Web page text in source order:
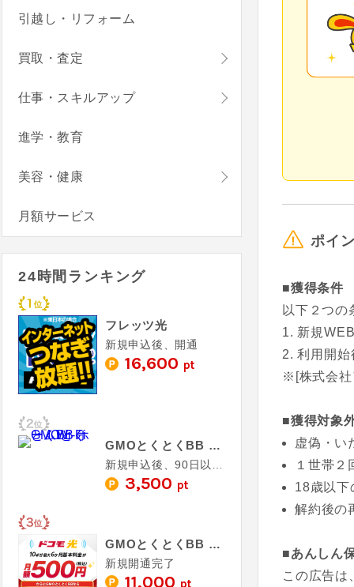
ポイ
■獲得条件
以下２つの
新規
利用開始
※[株式会社
■獲得対象
虚偽・い
１世帯２
18歳以下
解約後の
■あんしん
この広告は
引越し・リフォーム
買取・査定
仕事・スキルアップ
進学・教育
美容・健康
月額サービス
24時間ランキング
フレッツ光
新規申込後、開通
16,600 pt
GMOとくとくBB ホームWi-Fi
3,500 pt
GMOとくとくBB ドコモ光
新規開通完了
11,000 pt